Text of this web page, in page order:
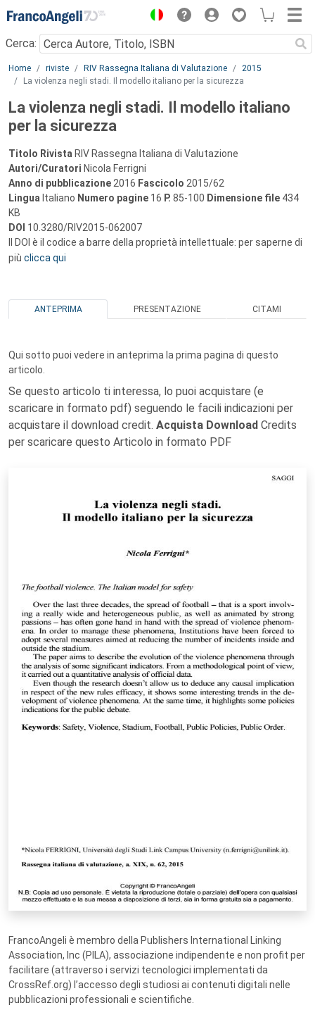
Menu
Cerca:
Main content
Home riviste RIV Rassegna Italiana di Valutazione
2015
La violenza negli stadi. Il modello italiano per la sicurezza
La violenza negli stadi. Il modello italiano
per la sicurezza
Titolo Rivista RIV Rassegna Italiana di Valutazione
Autori/Curatori Nicola Ferrigni
Anno di pubblicazione 2016 Fascicolo 2015/62
Lingua Italiano Numero pagine 16 P. 85-100 Dimensione file 434
KB
DOI 10.3280/RIV2015-062007
Il DOI è il codice a barre della proprietà intellettuale: per saperne di
più clicca qui
ANTEPRIMA PRESENTAZIONE CITAMI
Qui sotto puoi vedere in anteprima la prima pagina di questo
articolo.
Se questo articolo ti interessa, lo puoi acquistare (e
scaricare in formato pdf) seguendo le facili indicazioni per
acquistare il download credit. Acquista Download Credits
per scaricare questo Articolo in formato PDF
FrancoAngeli è membro della Publishers International Linking
Association, Inc (PILA), associazione indipendente e non profit per
facilitare (attraverso i servizi tecnologici implementati da
CrossRef.org) l’accesso degli studiosi ai contenuti digitali nelle
pubblicazioni professionali e scientifiche.